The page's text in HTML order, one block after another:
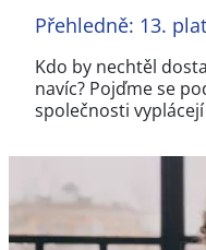
Přehledně: 13.
Kdo by nechtěl
navíc? Pojďme se
společnosti